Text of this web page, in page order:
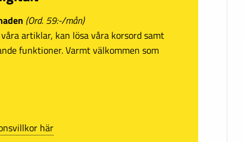
(Ord. 59:-/mån)
artiklar, kan lösa våra korsord samt
funktioner. Varmt välkommen som
här